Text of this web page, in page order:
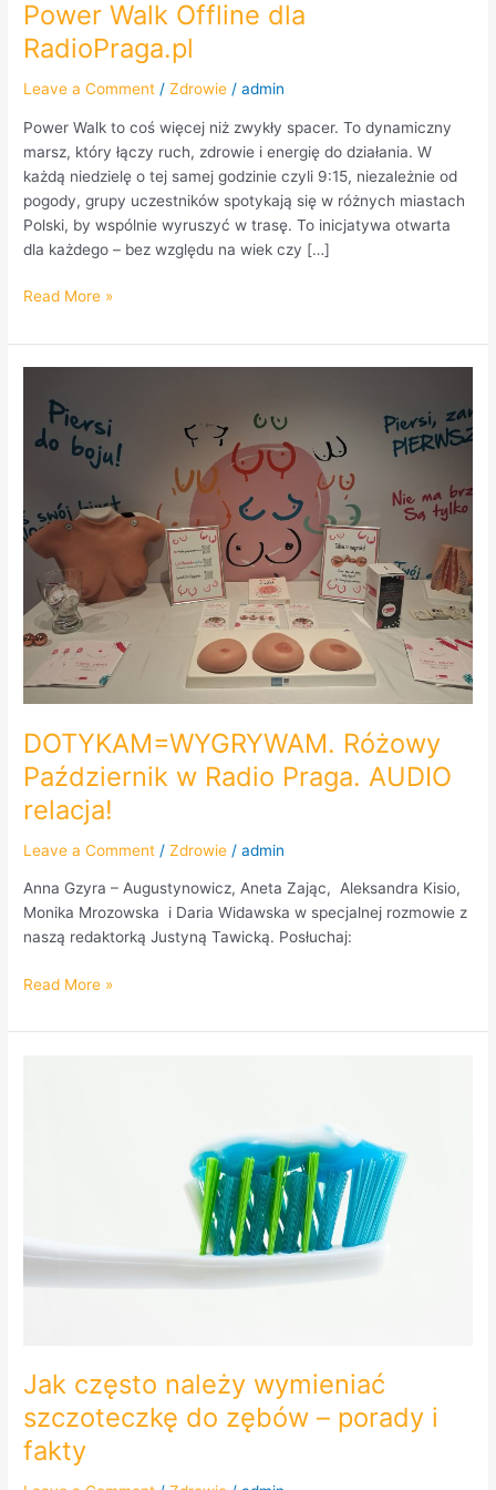
Power Walk Offline dla
RadioPraga.pl
Leave a Comment /Zdrowie /admin
Power Walk to coś więcej niż zwykły spacer. To dynamiczny
marsz, który łączy ruch, zdrowie i energię do działania. W
każdą niedzielę o tej samej godzinie czyli 9:15, niezależnie od
pogody, grupy uczestników spotykają się w różnych miastach
Polski, by wspólnie wyruszyć w trasę. To inicjatywa otwarta
dla każdego – bez względu na wiek czy […]
Read More »
DOTYKAM=WYGRYWAM. Różowy
Październik w Radio Praga. AUDIO
relacja!
Leave a Comment /Zdrowie /admin
Anna Gzyra – Augustynowicz, Aneta Zając, Aleksandra Kisio,
Monika Mrozowska i Daria Widawska w specjalnej rozmowie z
naszą redaktorką Justyną Tawicką. Posłuchaj:
Różowy
Październik
w
Praga.
AUDIO
relacja!
Read More »
Jak często należy wymieniać
szczoteczkę do zębów – porady i
fakty
porady
i